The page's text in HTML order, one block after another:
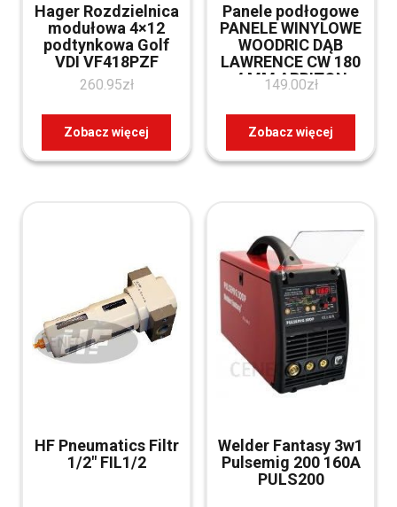
Hager Rozdzielnica
modułowa 4×12
podtynkowa Golf
VDI VF418PZF
260.95zł
Zobacz więcej
Panele podłogowe
PANELE WINYLOWE
WOODRIC DĄB
LAWRENCE CW 180
4 MM ARBITON
149.00zł
Zobacz więcej
HF Pneumatics Filtr
1/2″ FIL1/2
Welder Fantasy 3w1
Pulsemig 200 160A
PULS200